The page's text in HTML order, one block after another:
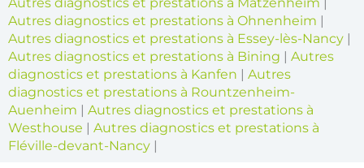
Autres diagnostics et prestations à Ohnenheim |
Autres diagnostics et prestations à Essey-lès-Nancy |
Autres diagnostics et prestations à Bining | Autres
diagnostics et prestations à Kanfen | Autres
diagnostics et prestations à Rountzenheim-
Auenheim | Autres diagnostics et prestations à
Westhouse | Autres diagnostics et prestations à
Fléville-devant-Nancy |